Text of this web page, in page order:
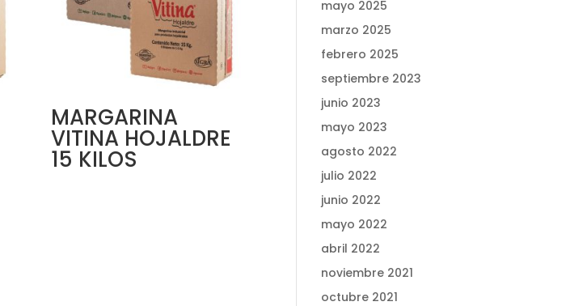
MARGARINA
VITINA HOJALDRE
15 KILOS
mayo 2025
marzo 2025
febrero 2025
septiembre 2023
junio 2023
mayo 2023
agosto 2022
julio 2022
junio 2022
mayo 2022
abril 2022
noviembre 2021
octubre 2021